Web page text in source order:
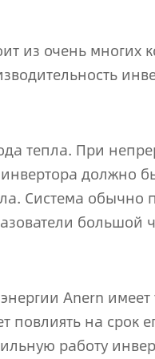
из очень многих
тепла. При
должно
Система обычно
большой
Anern
повлиять на срок
работу